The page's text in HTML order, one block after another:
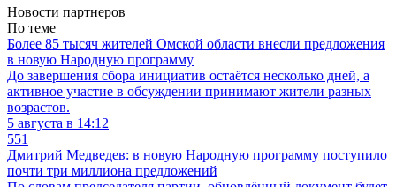
Новости партнеров
По теме
Более 85 тысяч жителей Омской области внесли предложения
в новую Народную программу
До завершения сбора инициатив остаётся несколько дней, а
активное участие в обсуждении принимают жители разных
возрастов.
5 августа в 14:12
551
Дмитрий Медведев: в новую Народную программу поступило
почти три миллиона предложений